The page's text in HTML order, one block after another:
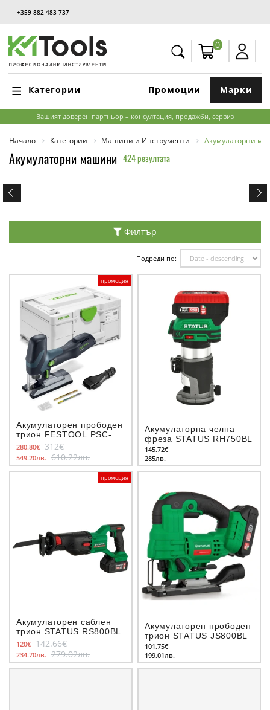
+359 882 483 737
0
Категории Марки
Промоции
Вашият доверен партньор – консултация, продажби, сервиз
Начало Категории Машини и Инструменти Акумулаторни
Акумулаторни машини 424 резултата
Филтър
Подреди по:
промоция
Акумулаторен прободен
трион FESTOOL PSC-E
18 EB-Basic
280.80€ 312€
549.20лв. 610.22лв.
Акумулаторна челна
фреза STATUS RH750BL
145.72€
285лв.
промоция
Акумулаторен саблен
трион STATUS RS800BL
120€ 142.66€
234.70лв. 279.02лв.
Акумулаторен прободен
трион STATUS JS800BL
101.75€
199.01лв.